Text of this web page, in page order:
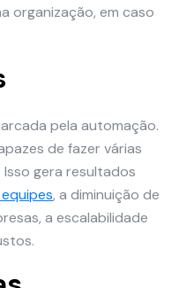
organização, em caso
pela automação.
de fazer várias
gera resultados
, a diminuição de
a escalabilidade